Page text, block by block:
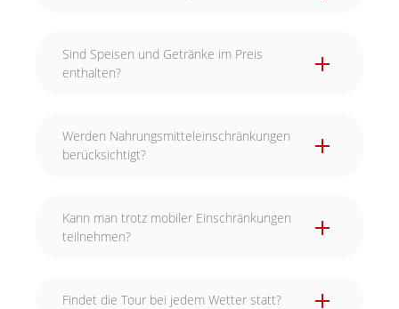
Sind Speisen und Getränke im Preis
enthalten?
Werden Nahrungsmitteleinschränkungen
berücksichtigt?
Kann man trotz mobiler Einschränkungen
teilnehmen?
Findet die Tour bei jedem Wetter statt?